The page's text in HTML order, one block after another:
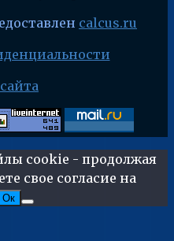
calcus.ru
cookie - продолжая
свое согласие на
Ок